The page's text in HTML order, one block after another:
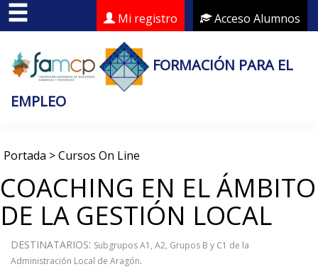
Acceso Alumnos
Mi registro
FORMACIÓN PARA EL
EMPLEO
Portada >Cursos On Line
COACHING EN EL ÁMBITO
DE LA GESTIÓN LOCAL
DESTINATARIOS: Subgrupos A1, A2, Grupos B y C1 de la
Administración Local de Aragón.